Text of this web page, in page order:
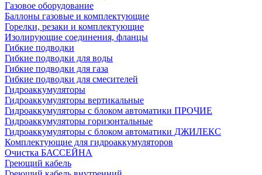
Газовое оборудование
Баллоны газовые и комплектующие
Горелки, резаки и комплектующие
Изолирующие соединения, фланцы
Гибкие подводки
Гибкие подводки для воды
Гибкие подводки для газа
Гибкие подводки для смесителей
Гидроаккумуляторы
Гидроаккумуляторы вертикальные
Гидроаккумуляторы с блоком автоматики ПРОЧИЕ
Гидроаккумуляторы горизонтальные
Гидроаккумуляторы с блоком автоматики ДЖИЛЕКС
Комплектующие для гидроаккумуляторов
Очистка БАССЕЙНА
Греющий кабель